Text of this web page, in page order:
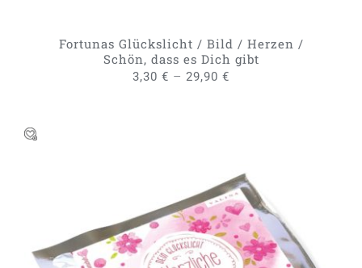
GEWÄHLT
WERDEN
Fortunas Glückslicht / Bild / Herzen /
Schön, dass es Dich gibt
3,30 € – 29,90 €